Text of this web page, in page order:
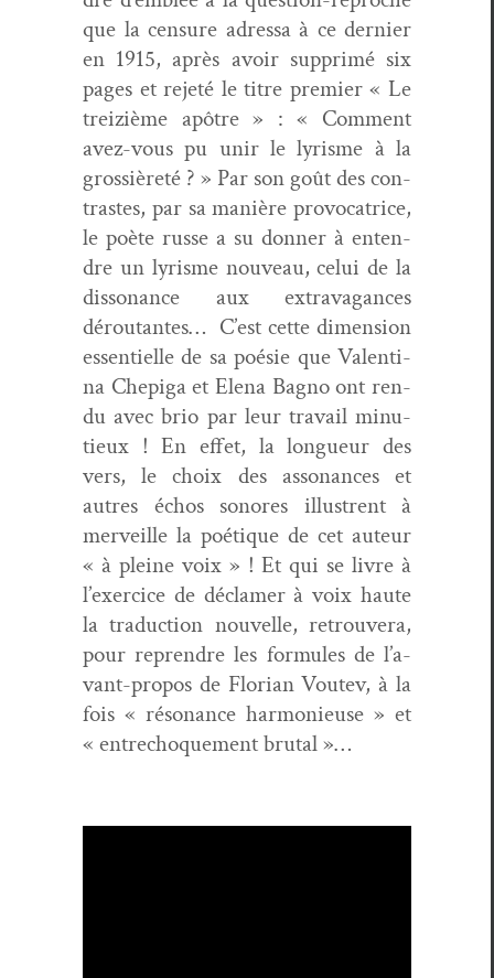
que la cen­sure adres­sa à ce dernier
en 1915, après avoir sup­primé six
pages et rejeté le titre pre­mier « Le
treiz­ième apôtre » : « Com­ment
avez-vous pu unir le lyrisme à la
grossièreté ? » Par son goût des con­
trastes, par sa manière provo­ca­trice,
le poète russe a su don­ner à enten­
dre un lyrisme nou­veau, celui de la
dis­so­nance aux extrav­a­gances
déroutantes… C’est cette dimen­sion
essen­tielle de sa poésie que Valenti­
na Chep­i­ga et Ele­na Bag­no ont ren­
du avec brio par leur tra­vail minu­
tieux ! En effet, la longueur des
vers, le choix des asso­nances et
autres échos sonores illus­trent à
mer­veille la poé­tique de cet auteur
« à pleine voix » ! Et qui se livre à
l’ex­er­ci­ce de déclamer à voix haute
la tra­duc­tion nou­velle, retrou­vera,
pour repren­dre les for­mules de l’a­
vant-pro­pos de Flo­ri­an Voutev, à la
fois « réso­nance har­monieuse » et
« entre­choque­ment brutal »…